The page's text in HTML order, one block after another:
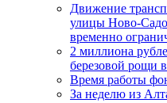
Движение
улицы Ново-
временно
2 миллиона
березовой рощи
Время работы
За неделю из